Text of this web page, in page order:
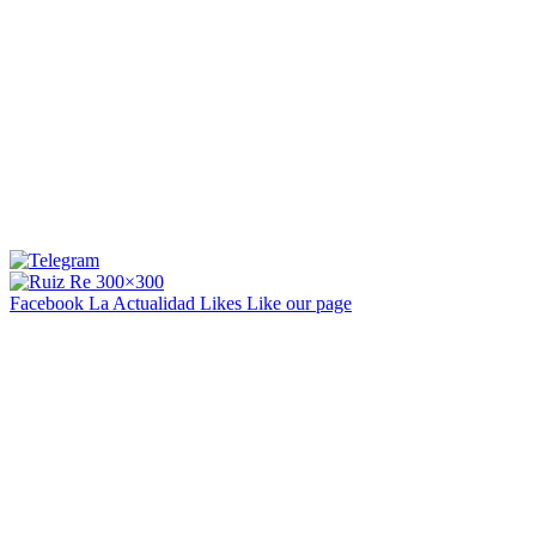
Facebook La Actualidad Likes Like our page